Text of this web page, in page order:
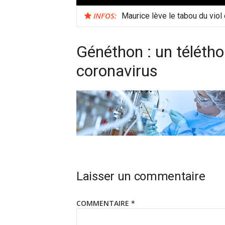
INFOS: Maurice lève le tabou du viol
Généthon : un
coronavirus
Laisser un commentaire
COMMENTAIRE *